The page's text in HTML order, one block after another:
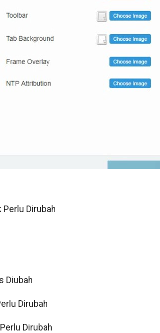
Perlu Dirubah
Diubah
Dirubah
Dirubah